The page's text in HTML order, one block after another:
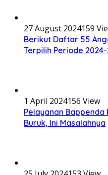
27 August 2024159
Berikut Daftar 55
Terpilih Periode
1 April 2024156 View
Pelayanan
Buruk, Ini Masalahnya